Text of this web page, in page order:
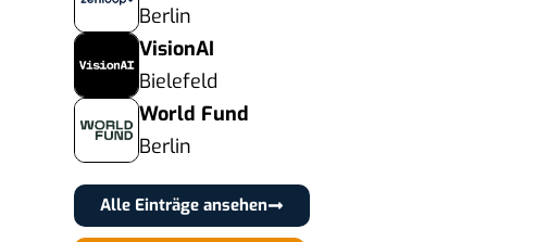
Berlin
VisionAI
Bielefeld
World Fund
Berlin
Alle Einträge ansehen